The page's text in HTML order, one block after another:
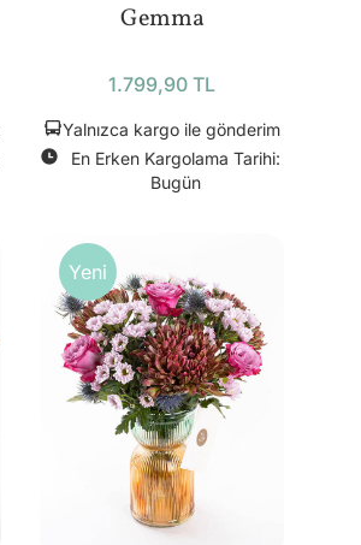
Gemma
1.799,90 TL
Yalnızca kargo ile gönderim
En Erken Kargolama Tarihi:
Bugün
Yeni